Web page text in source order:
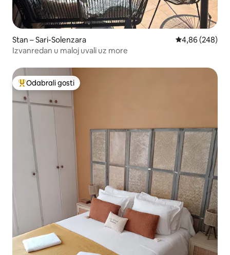
Stan – Sari-Solenzara Prosječna
4,86 (248)
Izvanredan u maloj uvali uz more
Među najviše rangiranima s oznakom „Odabrali gosti”
Odabrali gosti